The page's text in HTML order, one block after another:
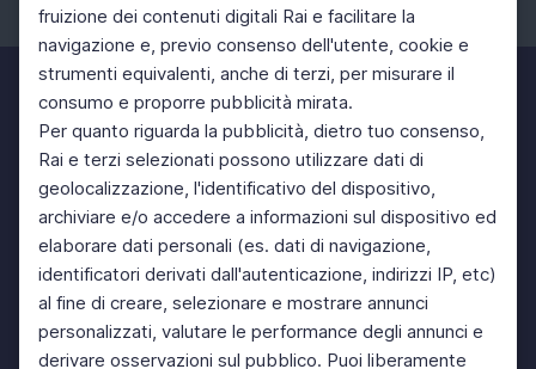
fruizione dei contenuti digitali Rai e facilitare la
navigazione e, previo consenso dell'utente, cookie e
strumenti equivalenti, anche di terzi, per misurare il
consumo e proporre pubblicità mirata.
Per quanto riguarda la pubblicità, dietro tuo consenso,
Rai e terzi selezionati possono utilizzare dati di
geolocalizzazione, l'identificativo del dispositivo,
archiviare e/o accedere a informazioni sul dispositivo ed
elaborare dati personali (es. dati di navigazione,
identificatori derivati dall'autenticazione, indirizzi IP, etc)
al fine di creare, selezionare e mostrare annunci
personalizzati, valutare le performance degli annunci e
derivare osservazioni sul pubblico. Puoi liberamente
Facebook Instagram Twitter